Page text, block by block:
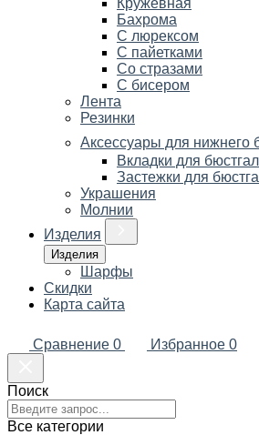
Кружевная
Бахрома
С люрексом
С пайетками
Со стразами
С бисером
Лента
Резинки
Аксессуары для нижнего
Вкладки для
Застежки для
Украшения
Молнии
Изделия
Изделия
Шарфы
Скидки
Карта сайта
Сравнение 0 Избранное 0
Поиск
Все категории